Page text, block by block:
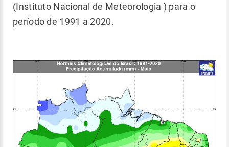
(Instituto Nacional de Meteorologia ) para o
período de 1991 a 2020.